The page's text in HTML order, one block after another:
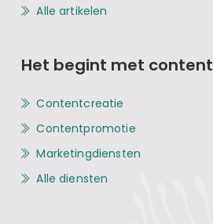
Alle artikelen
Het begint met content
Contentcreatie
Contentpromotie
Marketingdiensten
Alle diensten